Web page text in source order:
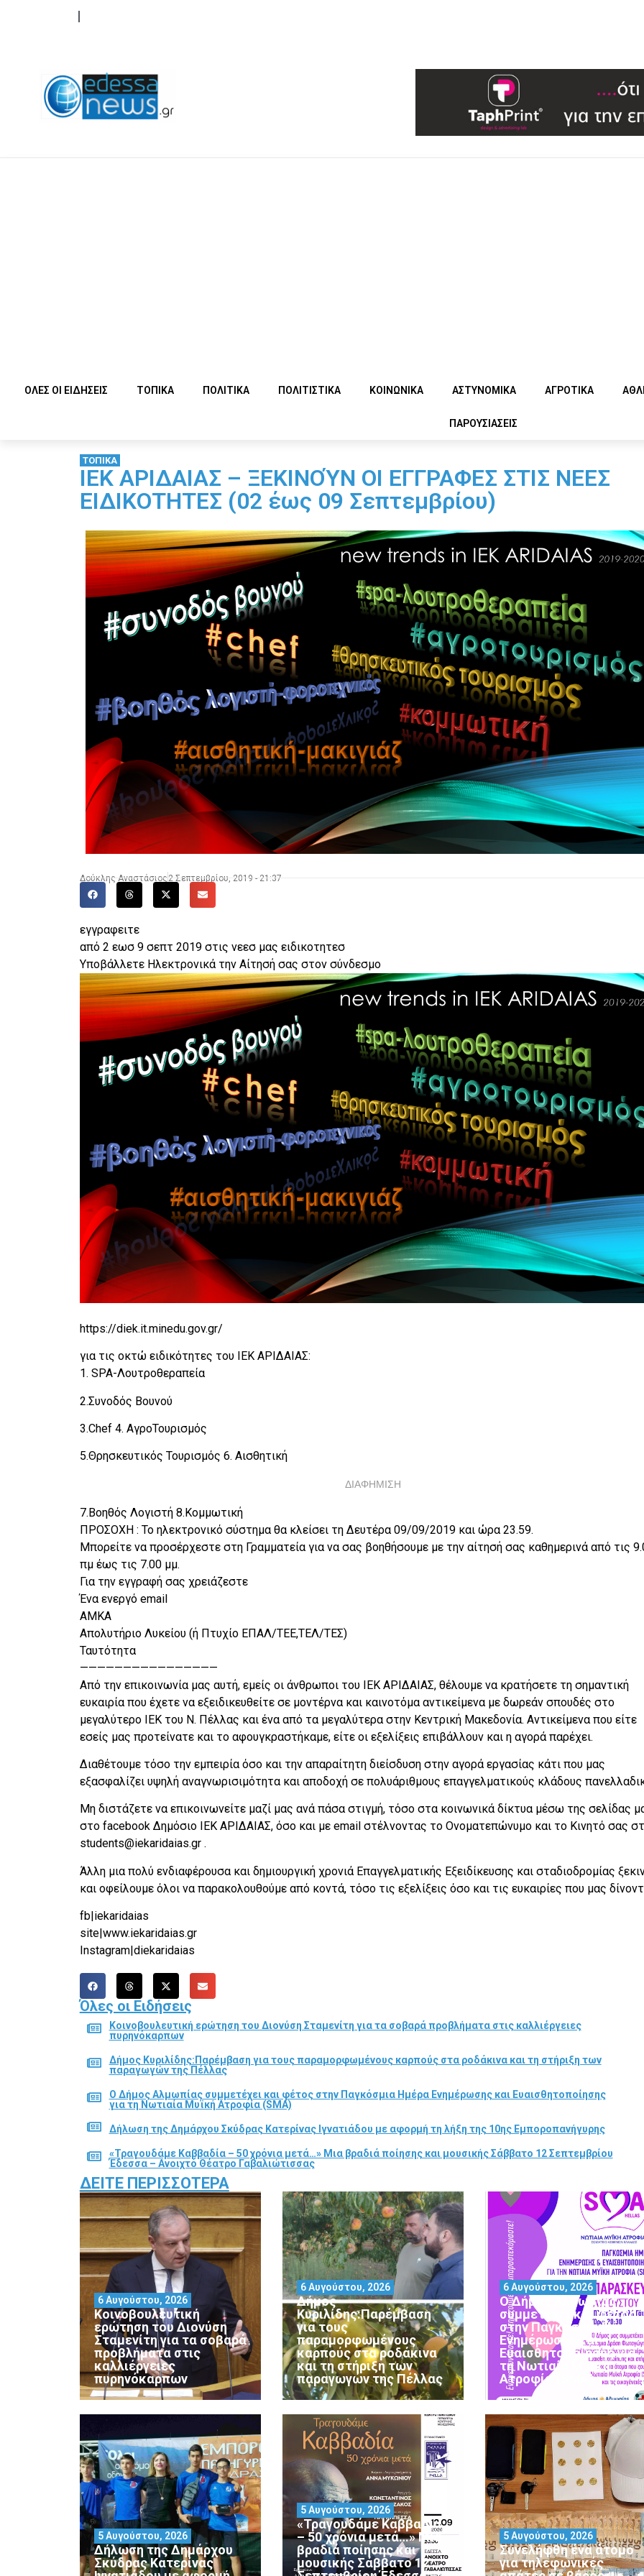
ΟΛΕΣ ΟΙ ΕΙΔΗΣΕΙΣ ΤΟΠΙΚΑ ΠΟΛΙΤΙΚΑ ΠΟΛΙΤΙΣΤΙΚΑ ΚΟΙΝΩΝΙΚΑ ΑΣΤΥΝΟΜΙΚΑ ΑΓΡΟΤΙΚΑ
ΠΑΡΟΥΣΙΑΣΕΙΣ
ΤΟΠΙΚΑ
ΙΕΚ ΑΡΙΔΑΙΑΣ – ΞΕΚΙΝΟΎΝ ΟΙ ΕΓΓΡΑΦΕΣ ΣΤΙΣ ΝΕΕΣ
ΕΙΔΙΚΟΤΗΤΕΣ (02 έως 09 Σεπτεμβρίου)
Δούκλης Αναστάσιος 2 Σεπτεμβρίου, 2019 - 21:37
εγγραφειτε
από 2 εωσ 9 σεπτ 2019 στις νεεσ μας ειδικοτητεσ
Υποβάλλετε Ηλεκτρονικά την Αίτησή σας στον σύνδεσμο
https://diek.it.minedu.gov.gr/
για τις οκτώ ειδικότητες του ΙΕΚ ΑΡΙΔΑΙΑΣ:
1. SPA-Λουτροθεραπεία
2.Συνοδός Βουνού
3.Chef 4. ΑγροΤουρισμός
5.Θρησκευτικός Τουρισμός 6. Αισθητική
ΔΙΑΦΗΜΙΣΗ
7.Βοηθός Λογιστή 8.Κομμωτική
ΠΡΟΣΟΧΗ : Το ηλεκτρονικό σύστημα θα κλείσει τη Δευτέρα 09/09/2019 και ώρα 23.59.
Μπορείτε να προσέρχεστε στη Γραμματεία για να σας βοηθήσουμε με την αίτησή σας καθημερινά από τις
πμ έως τις 7.00 μμ.
Για την εγγραφή σας χρειάζεστε
Ένα ενεργό email
AMKA
Απολυτήριο Λυκείου (ή Πτυχίο ΕΠΑΛ/ΤΕΕ,ΤΕΛ/ΤΕΣ)
Ταυτότητα
————————————————
Από την επικοινωνία μας αυτή, εμείς οι άνθρωποι του ΙΕΚ ΑΡΙΔΑΙΑΣ, θέλουμε να κρατήσετε τη σημαντική
ευκαιρία που έχετε να εξειδικευθείτε σε μοντέρνα και καινοτόμα αντικείμενα με δωρεάν σπουδές στο
μεγαλύτερο ΙΕΚ του Ν. Πέλλας και ένα από τα μεγαλύτερα στην Κεντρική Μακεδονία. Αντικείμενα που είτε
εσείς μας προτείνατε και το αφουγκραστήκαμε, είτε οι εξελίξεις επιβάλλουν και η αγορά παρέχει.
Διαθέτουμε τόσο την εμπειρία όσο και την απαραίτητη διείσδυση στην αγορά εργασίας κάτι που μας
εξασφαλίζει υψηλή αναγνωρισιμότητα και αποδοχή σε πολυάριθμους επαγγελματικούς κλάδους
Μη διστάζετε να επικοινωνείτε μαζί μας ανά πάσα στιγμή, τόσο στα κοινωνικά δίκτυα μέσω της σελίδας
στο facebook Δημόσιο ΙΕΚ ΑΡΙΔΑΙΑΣ, όσο και με email στέλνοντας το Ονοματεπώνυμο και το Κινητό σας
students@iekaridaias.gr .
Άλλη μια πολύ ενδιαφέρουσα και δημιουργική χρονιά Επαγγελματικής Εξειδίκευσης και σταδιοδρομίας
και οφείλουμε όλοι να παρακολουθούμε από κοντά, τόσο τις εξελίξεις όσο και τις ευκαιρίες που μας
fb|iekaridaias
site|www.iekaridaias.gr
Instagram|diekaridaias
Όλες οι Ειδήσεις
Κοινοβουλευτική ερώτηση του Διονύση Σταμενίτη για τα σοβαρά προβλήματα στις καλλιέργειες
πυρηνόκαρπων
Δήμος Κυριλίδης:Παρέμβαση για τους παραμορφωμένους καρπούς στα ροδάκινα και τη στήριξη των
παραγωγών της Πέλλας
Ο Δήμος Αλμωπίας συμμετέχει και φέτος στην Παγκόσμια Ημέρα Ενημέρωσης και Ευαισθητοποίησης
για τη Νωτιαία Μυϊκή Ατροφία (SMA)
Δήλωση της Δημάρχου Σκύδρας Κατερίνας Ιγνατιάδου με αφορμή τη λήξη της 10ης Εμποροπανήγυρης
«Τραγουδάμε Καββαδία – 50 χρόνια μετά…» Μια βραδιά ποίησης και μουσικής Σάββατο 12 Σεπτεμβρίου
Έδεσσα – Ανοιχτό Θέατρο Γαβαλιώτισσας
ΔΕΊΤΕ ΠΕΡΙΣΣΌΤΕΡΑ
Κοινοβουλευτική
ερώτηση του Διονύση
Σταμενίτη για τα σοβαρά
προβλήματα στις
καλλιέργειες
πυρηνόκαρπων
6 Αυγούστου, 2026
Δήμος
Κυριλίδης:Παρέμβαση
για τους
παραμορφωμένους
καρπούς στα ροδάκινα
και τη στήριξη των
παραγωγών της Πέλλας
6 Αυγούστου, 2026
Ο Δήμος Αλμωπίας
συμμετέχει και φέτος
στην Παγκόσμια Ημέρα
Ενημέρωσης και
Ευαισθητοποίησης για
τη Νωτιαία Μυϊκή
Ατροφία (SMA)
6 Αυγούστου, 2026
Δήλωση της Δημάρχου
Σκύδρας Κατερίνας
5 Αυγούστου, 2026
«Τραγουδάμε Καββαδία
– 50 χρόνια μετά…» Μια
βραδιά ποίησης και
μουσικής Σάββατο 12
5 Αυγούστου, 2026
Συνελήφθη ένα άτομο
για τηλεφωνικές
5 Αυγούστου, 2026